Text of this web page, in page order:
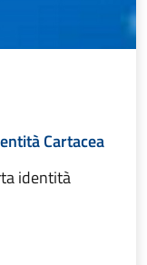
Cartacea
identità